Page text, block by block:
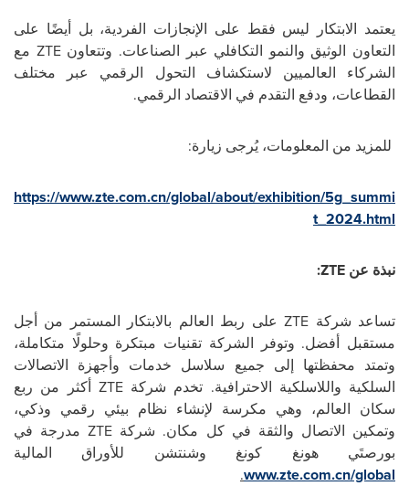
يعتمد الابتكار ليس فقط على الإنجازات الفردية، بل أيضًا على
التعاون الوثيق والنمو التكافلي عبر الصناعات. وتتعاونZTE مع
الشركاء العالميين لاستكشاف التحول الرقمي عبر مختلف
القطاعات، ودفع التقدم في الاقتصاد الرقمي.
للمزيد من المعلومات، يُرجى زيارة:
https://www.zte.com.cn/global/about/exhibition/5g_summi
t_2024.html
نبذة عن ZTE
:
تساعد شركة ZTEعلى ربط العالم بالابتكار المستمر من أجل
مستقبل أفضل. وتوفر الشركة تقنيات مبتكرة وحلولًا متكاملة،
وتمتد محفظتها إلى جميع سلاسل خدمات وأجهزة الاتصالات
السلكية واللاسلكية الاحترافية. تخدم شركةZTE أكثر من ربع
سكان العالم، وهي مكرسة لإنشاء نظام بيئي رقمي وذكي،
وتمكين الاتصال والثقة في كل مكان. شركة ZTEمدرجة في
بورصتَي هونغ كونغ وشنتشن للأوراق المالية
www.zte.com.cn/global
.